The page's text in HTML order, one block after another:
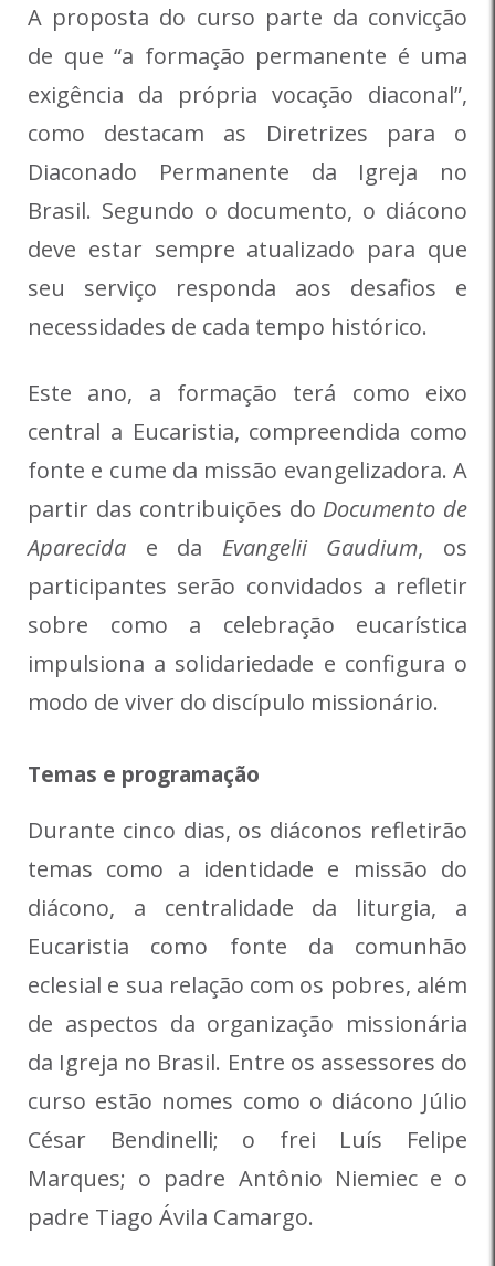
A proposta do curso parte da convicção
de que “a formação permanente é uma
exigência da própria vocação diaconal”,
como destacam as Diretrizes para o
Diaconado Permanente da Igreja no
Brasil. Segundo o documento, o diácono
deve estar sempre atualizado para que
seu serviço responda aos desafios e
necessidades de cada tempo histórico.
Este ano, a formação terá como eixo
central a Eucaristia, compreendida como
fonte e cume da missão evangelizadora. A
partir das contribuições do Documento de
Aparecida e da Evangelii Gaudium, os
participantes serão convidados a refletir
sobre como a celebração eucarística
impulsiona a solidariedade e configura o
modo de viver do discípulo missionário.
Temas e programação
Durante cinco dias, os diáconos refletirão
temas como a identidade e missão do
diácono, a centralidade da liturgia, a
Eucaristia como fonte da comunhão
eclesial e sua relação com os pobres, além
de aspectos da organização missionária
da Igreja no Brasil. Entre os assessores do
curso estão nomes como o diácono Júlio
César Bendinelli; o frei Luís Felipe
Marques; o padre Antônio Niemiec e o
padre Tiago Ávila Camargo.